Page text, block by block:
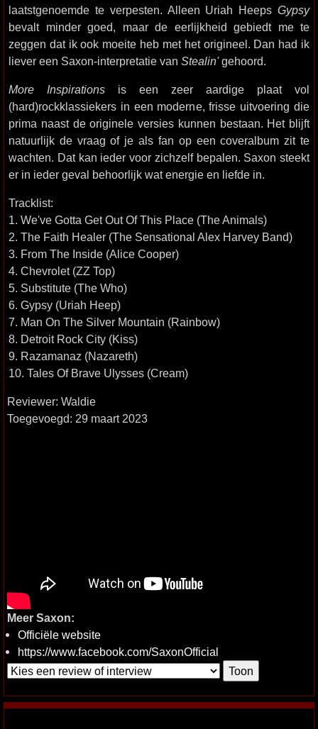
laatstgenoemde te verpesten. Alleen Uriah Heeps Gypsy
bevalt minder goed, maar de eerlijkheid gebiedt me te
zeggen dat ik ook moeite heb met het origineel. Dan had ik
liever een Saxon-interpretatie van Stealin'gehoord.
More Inspirations is een zeer aardige plaat vol
(hard)rockklassiekers in een moderne, frisse uitvoering die
prima naast de originele versies kunnen bestaan. Het blijft
natuurlijk de vraag of je als fan op een coveralbum zit te
wachten. Dat kan ieder voor zichzelf bepalen. Saxon steekt
er in ieder geval behoorlijk wat energie en liefde in.
Tracklist:
1. We've Gotta Get Out Of This Place (The Animals)
2. The Faith Healer (The Sensational Alex Harvey Band)
3. From The Inside (Alice Cooper)
4. Chevrolet (ZZ Top)
5. Substitute (The Who)
6. Gypsy (Uriah Heep)
7. Man On The Silver Mountain (Rainbow)
8. Detroit Rock City (Kiss)
9. Razamanaz (Nazareth)
10. Tales Of Brave Ulysses (Cream)
Reviewer: Waldie
Toegevoegd: 29 maart 2023
Meer Saxon:
Officiële website
https://www.facebook.com/SaxonOfficial